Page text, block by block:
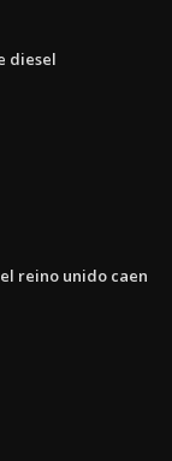
diesel
reino unido caen